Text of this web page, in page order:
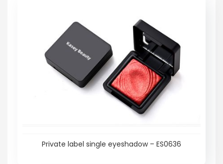
Private label single eyeshadow – ES0636